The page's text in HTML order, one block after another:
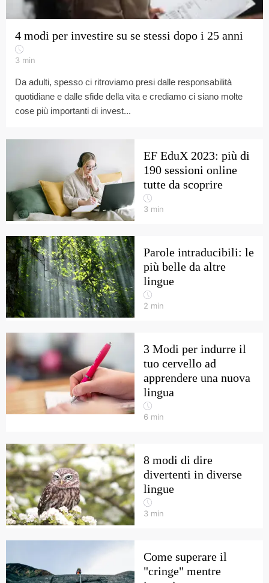
4 modi per investire su se stessi dopo i 25 anni
3 min
Da adulti, spesso ci ritroviamo presi dalle responsabilità
quotidiane e dalle sfide della vita e crediamo ci siano molte
cose più importanti di invest...
EF EduX 2023: più di
190 sessioni online
tutte da scoprire
3 min
Parole intraducibili: le
più belle da altre
lingue
2 min
3 Modi per indurre il
tuo cervello ad
apprendere una nuova
lingua
6 min
8 modi di dire
divertenti in diverse
lingue
3 min
Come superare il
"cringe" mentre